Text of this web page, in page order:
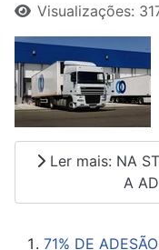
Visualizações:
Ler mais: NA
A
71% DE